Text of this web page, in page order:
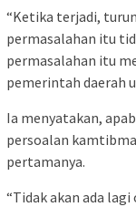
“Ketika terjadi,
permasalahan itu
permasalahan itu
pemerintah daerah
Ia menyatakan,
persoalan
pertamanya.
“Tidak akan ada